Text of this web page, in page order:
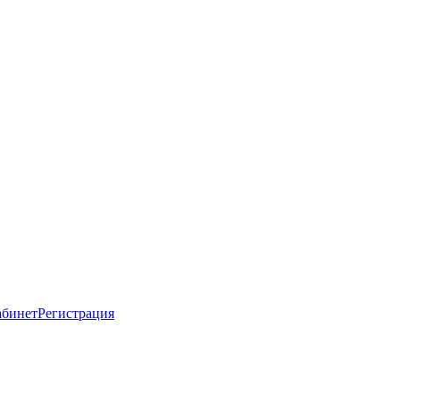
Регистрация